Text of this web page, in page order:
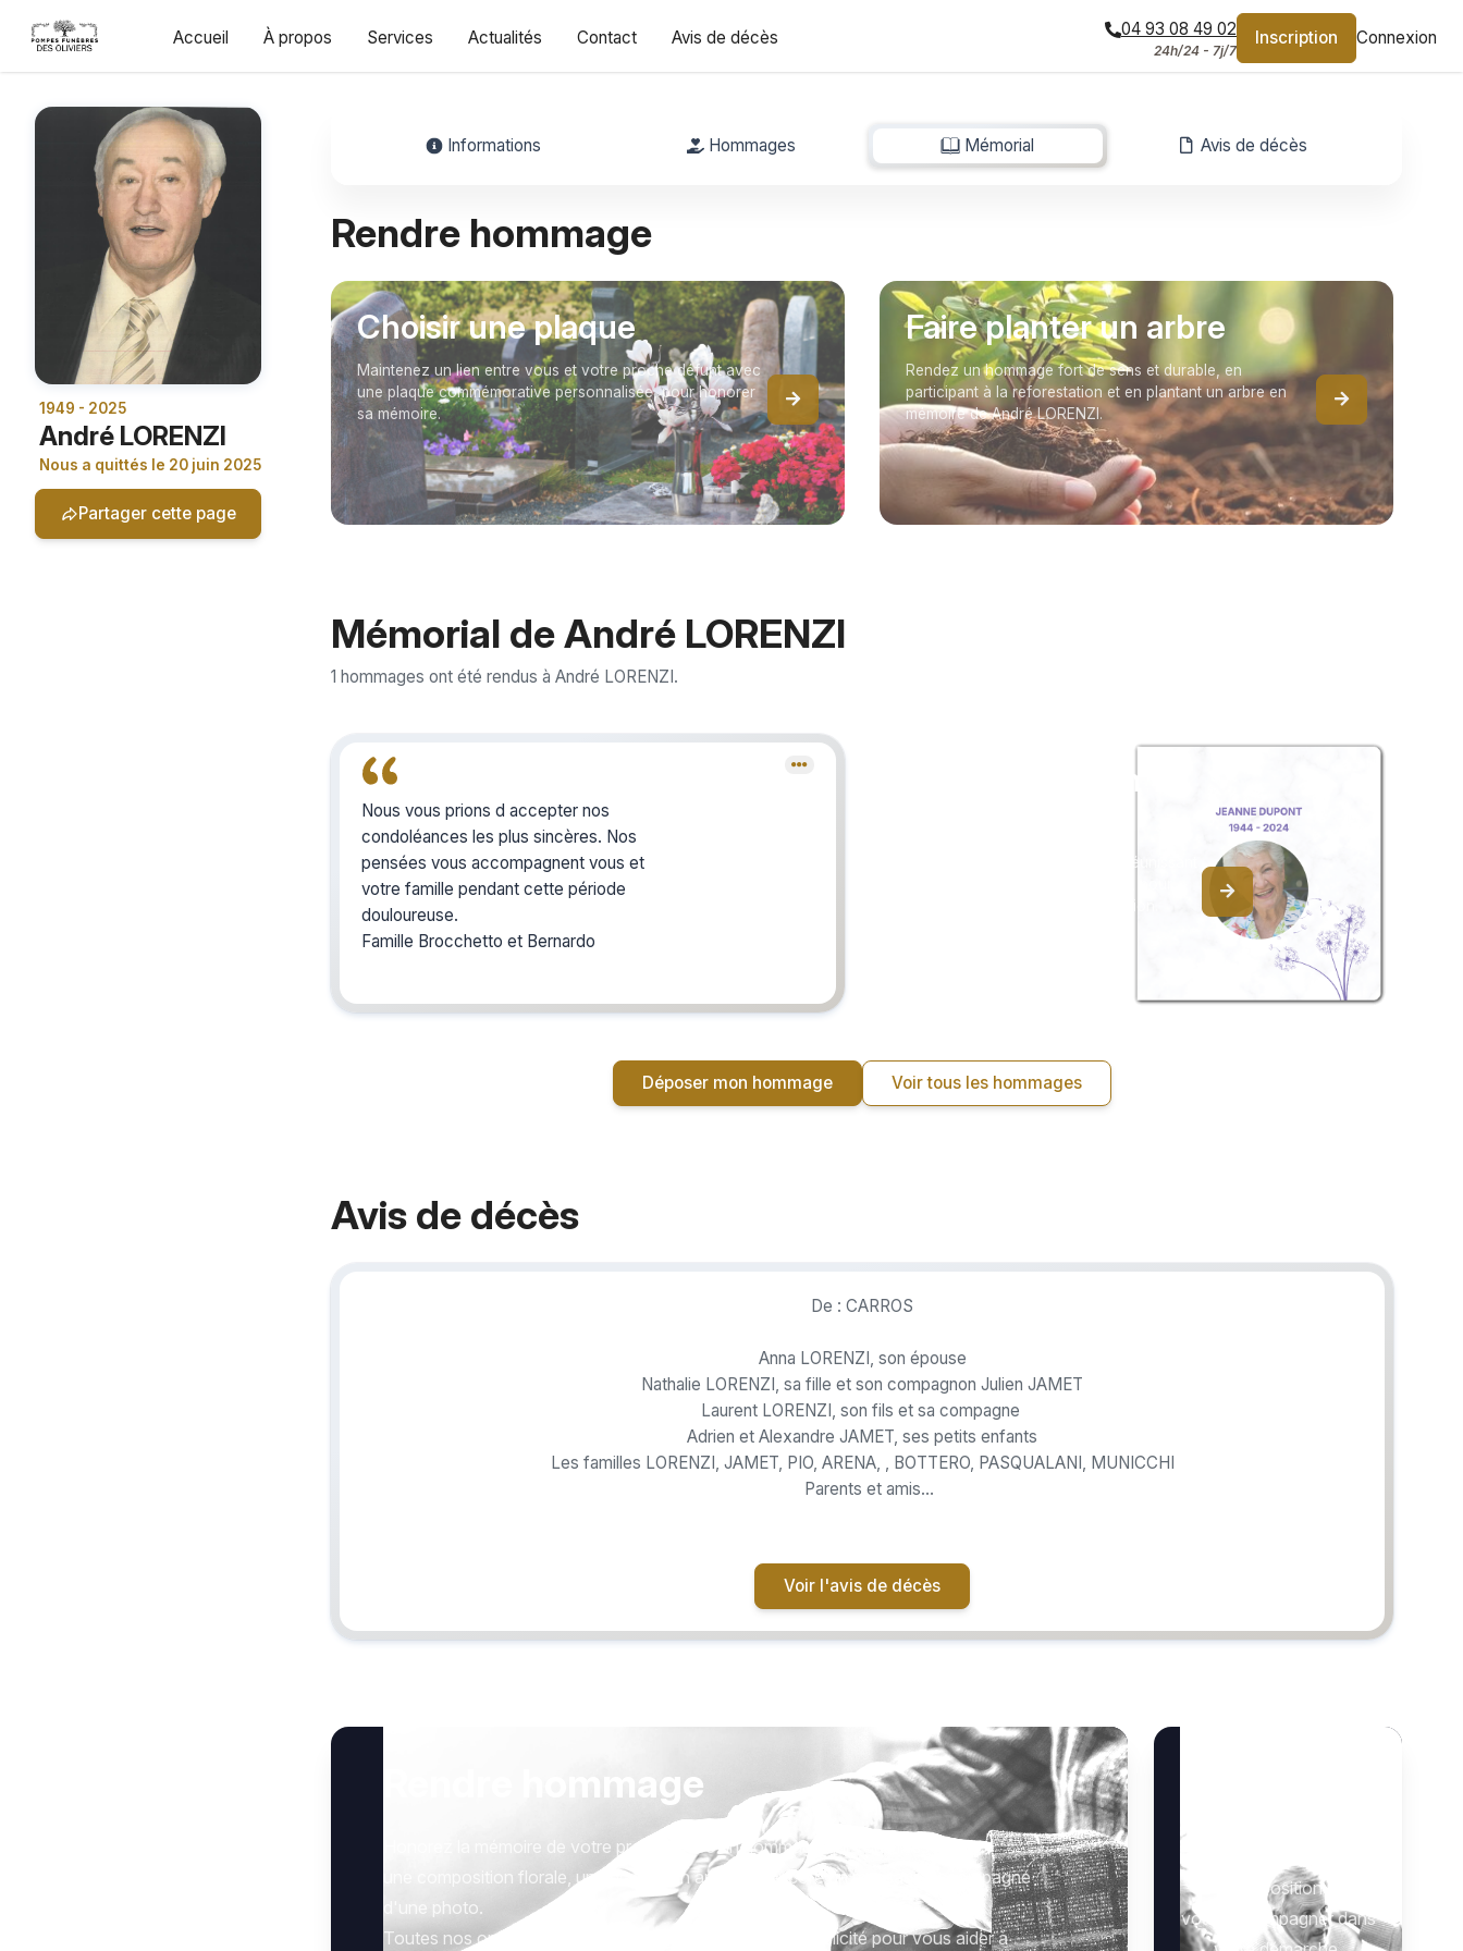
Accueil À propos Services Actualités Contact Avis de décès 04 93 08 49 02
24h/24 - 7j/7
Inscription Connexion
1949 - 2025
André LORENZI
Nous a quittés le 20 juin 2025
Partager cette page
Informations Hommages Mémorial Avis de décès
-
Rendre hommage
Choisir une plaque
Maintenez un lien entre vous et votre proche défunt avec
une plaque commémorative personnalisée, pour honorer
sa mémoire.
Faire planter un arbre
Rendez un hommage fort de sens et durable, en
participant à la reforestation et en plantant un arbre en
mémoire de André LORENZI.
Mémorial de André LORENZI
1 hommages ont été rendus à André LORENZI.
Nous vous prions d accepter nos
condoléances les plus sincères. Nos
pensées vous accompagnent vous et
votre famille pendant cette période
douloureuse.
Famille Brocchetto et Bernardo
Créez un album
Créez un album collaboratif en réunissant
Déposer mon hommage Voir tous les hommages
Avis de décès
De : CARROS
Anna LORENZI, son épouse
Nathalie LORENZI, sa fille et son compagnon Julien JAMET
Laurent LORENZI, son fils et sa compagne
Adrien et Alexandre JAMET, ses petits enfants
Les familles LORENZI, JAMET, PIO, ARENA, , BOTTERO, PASQUALANI, MUNICCHI
Parents et amis
André LORENZI
cimetière de Caucade.
Voir l'avis de décès
Rendre hommage
Honorez la mémoire de votre proche avec un hommage qui vous ressemble :
une composition florale, une plaque, un arbre, ou encore un message accompagné
d'une photo.
Toutes nos options sont présentées avec respect et simplicité pour vous aider à
votre disposition pour
vous accompagner dans